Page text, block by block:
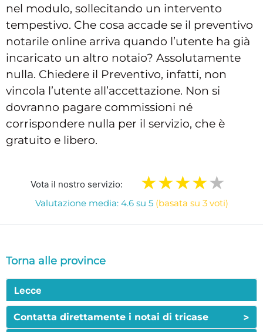
nel modulo, sollecitando un intervento
tempestivo. Che cosa accade se il preventivo
notarile online arriva quando l’utente ha già
incaricato un altro notaio? Assolutamente
nulla. Chiedere il Preventivo, infatti, non
vincola l’utente all’accettazione. Non si
dovranno pagare commissioni né
corrispondere nulla per il servizio, che è
gratuito e libero.
Vota il nostro servizio:
Valutazione media: 4.6 su 5 (basata su 3 voti)
Torna alle province
Lecce
Contatta direttamente i notai di tricase >